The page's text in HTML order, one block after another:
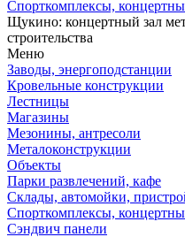
Спорткомплексы,
Щукино: концертный зал
строительства
Меню
Заводы, энергоподстанции
Кровельные конструкции
Лестницы
Магазины
Мезонины, антресоли
Металоконструкции
Объекты
Парки развлечений, кафе
Склады, автомойки,
Спорткомплексы,
Сэндвич панели